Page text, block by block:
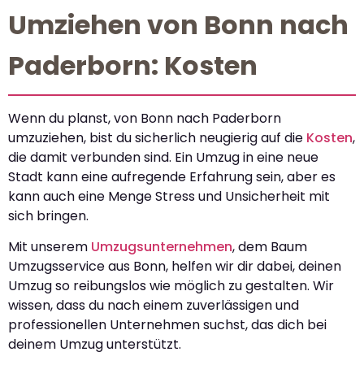
Umziehen von Bonn nach
Paderborn: Kosten
Wenn du planst, von Bonn nach Paderborn
umzuziehen, bist du sicherlich neugierig auf die Kosten,
die damit verbunden sind. Ein Umzug in eine neue
Stadt kann eine aufregende Erfahrung sein, aber es
kann auch eine Menge Stress und Unsicherheit mit
sich bringen.
Mit unserem Umzugsunternehmen, dem Baum
Umzugsservice aus Bonn, helfen wir dir dabei, deinen
Umzug so reibungslos wie möglich zu gestalten. Wir
wissen, dass du nach einem zuverlässigen und
professionellen Unternehmen suchst, das dich bei
deinem Umzug unterstützt.